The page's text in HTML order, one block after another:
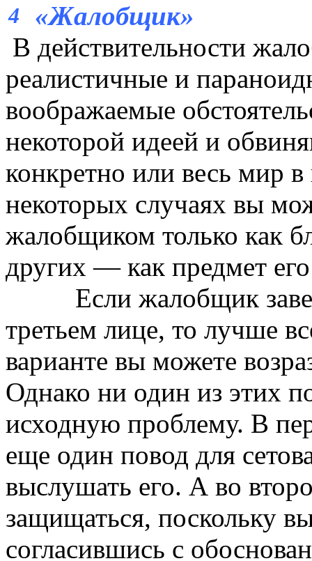
4
«Жалобщик»
В действительности
реалистичные и
воображаемые
некоторой идеей и
конкретно или весь мир
некоторых случаях вы
жалобщиком только как
других — как предмет
Если жалобщик завел
третьем лице, то лучше
варианте вы можете
Однако ни один из этих
исходную проблему. В
еще один повод для
выслушать его. А во
защищаться, поскольку
согласившись с